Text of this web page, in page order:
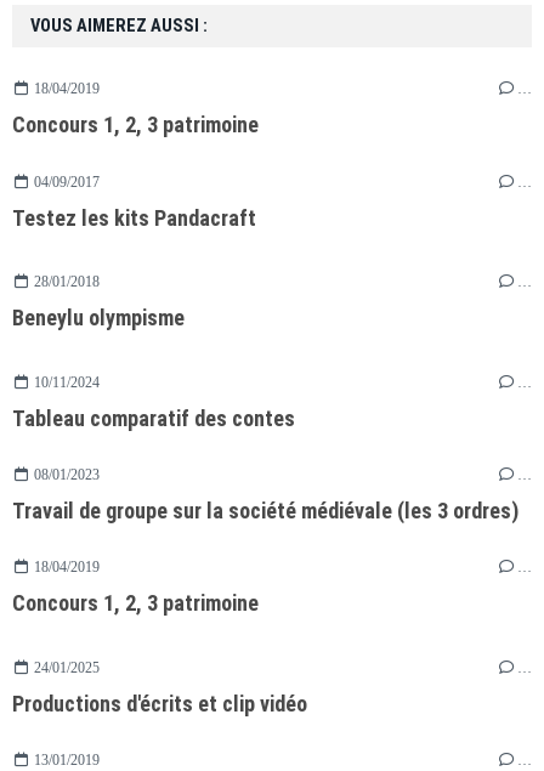
VOUS AIMEREZ AUSSI :
18/04/2019 …
Concours 1, 2, 3 patrimoine
04/09/2017
Testez les kits Pandacraft
28/01/2018 …
Beneylu olympisme
10/11/2024
Tableau comparatif des contes
08/01/2023 …
Travail de groupe sur la société médiévale (les 3 ordres)
18/04/2019 …
Concours 1, 2, 3 patrimoine
24/01/2025
Productions d'écrits et clip vidéo
13/01/2019 …